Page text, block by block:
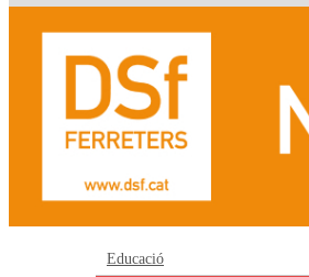
Educació